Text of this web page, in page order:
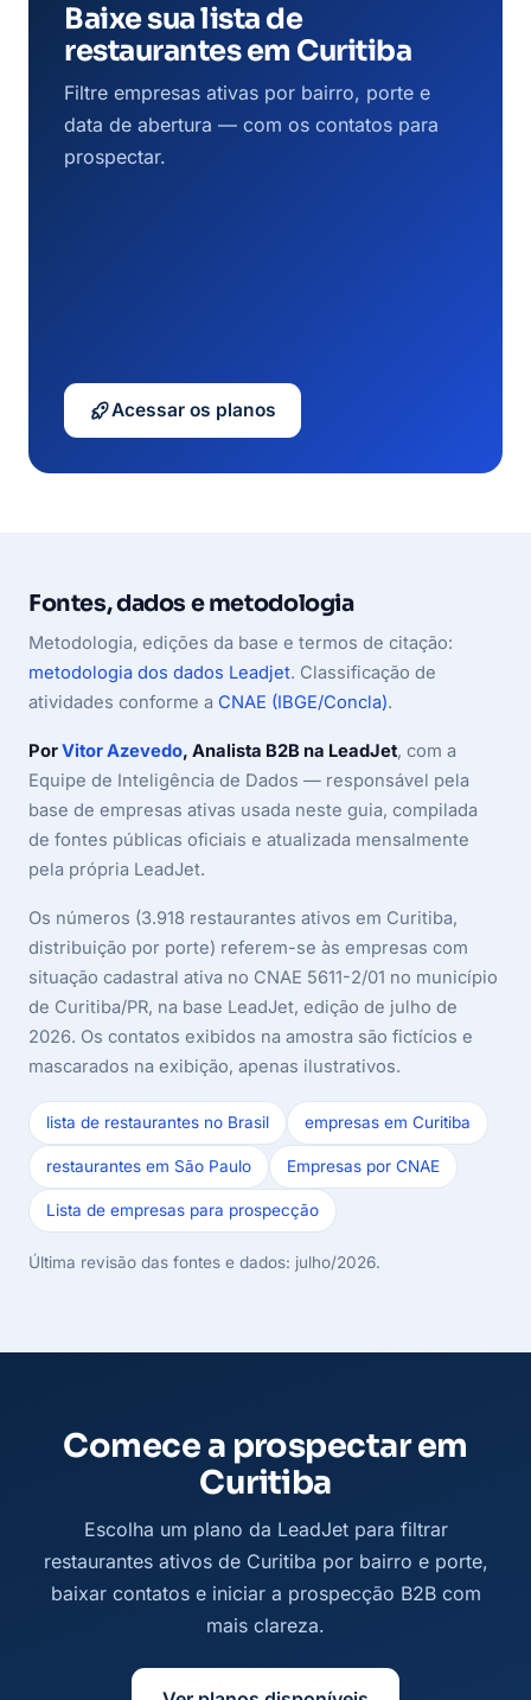
Baixe sua lista de
restaurantes em Curitiba
Filtre empresas ativas por bairro, porte e
data de abertura — com os contatos para
prospectar.
Acessar os planos
Fontes, dados e metodologia
Metodologia, edições da base e termos de citação:
metodologia dos dados Leadjet. Classificação de
atividades conforme a CNAE (IBGE/Concla).
PorVitor Azevedo, Analista B2B na LeadJet, com a
Equipe de Inteligência de Dados — responsável pela
base de empresas ativas usada neste guia, compilada
de fontes públicas oficiais e atualizada mensalmente
pela própria LeadJet.
Os números (3.918 restaurantes ativos em Curitiba,
distribuição por porte) referem-se às empresas com
situação cadastral ativa no CNAE 5611-2/01 no município
de Curitiba/PR, na base LeadJet, edição de julho de
2026. Os contatos exibidos na amostra são fictícios e
mascarados na exibição, apenas ilustrativos.
lista de restaurantes no Brasil empresas em Curitiba
restaurantes em São Paulo Empresas por CNAE
Lista de empresas para prospecção
Última revisão das fontes e dados: julho/2026.
Comece a prospectar em
Curitiba
Escolha um plano da LeadJet para filtrar
restaurantes ativos de Curitiba por bairro e porte,
baixar contatos e iniciar a prospecção B2B com
mais clareza.